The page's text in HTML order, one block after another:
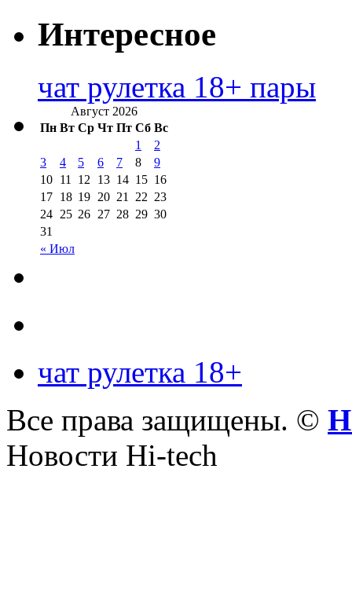
Интересное
чат рулетка 18+ пары
Август 2026
Пн Вт Ср Чт Пт Сб Вс
« Июл
1
2
3
4 5 6 7 8
9
10 11 12 13 14 15 16
17 18 19 20 21 22 23
24 25 26 27 28 29 30
31
чат рулетка 18+
Все права защищены. ©
Новости Hi-tech